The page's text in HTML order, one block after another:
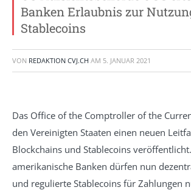
Banken Erlaubnis zur
Stablecoins
VON REDAKTION CVJ.CH AM 5. JANUAR 2021
Das Office of the Comptroller of the
den Vereinigten Staaten einen neuen
Blockchains und Stablecoins
amerikanische Banken dürfen nun
und regulierte Stablecoins für Zahlungen